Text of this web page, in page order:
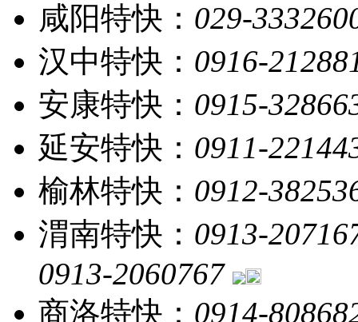
咸阳特快： 029-
汉中特快： 0916-
安康特快： 0915-
延安特快： 0911-
榆林特快： 0912-
渭南特快： 0913-
0913-2060767
商洛特快： 0914-